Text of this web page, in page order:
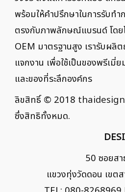
พร้อมให้คำปรึกษาในการรับทำ
ตรงกับภาพลักษณ์แบรนด์ โดยโ
OEM มาตรฐานสูง เรารับผลิต
แจกงาน เพื่อใช้เป็นของพรีเ
และของที่ระลึกองค์กร
ลิขสิทธิ์ © 2018
ซึ่งสิทธิทั้งหมด.
50 ซอยส
แขวงทุ่งวัดดอน เขต